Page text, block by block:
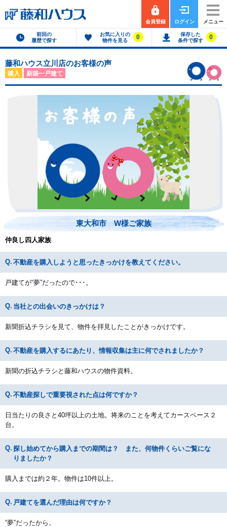
会員登録 ログイン メニュー
前回の
履歴で探す
お気に入りの
物件を見る
0
保存した
条件で探す
0
藤和ハウス立川店のお客様の声
購入 新築一戸建て
東大和市 W様ご家族
仲良し四人家族
不動産を購入しようと思ったきっかけを教えてください。
戸建てが“夢”だったので･･･。
当社との出会いのきっかけは？
新聞折込チラシを見て、物件を拝見したことがきっかけです。
不動産を購入するにあたり、情報収集は主に何でされましたか？
新聞の折込チラシと藤和ハウスの物件資料。
不動産探しで重要視された点は何ですか？
日当たりの良さと40坪以上の土地。将来のことを考えてカースペース２
台。
探し始めてから購入までの期間は？ また、何物件くらいご覧にな
りましたか？
購入までは約２年。物件は10件以上。
戸建てを選んだ理由は何ですか？
“夢”だったから。